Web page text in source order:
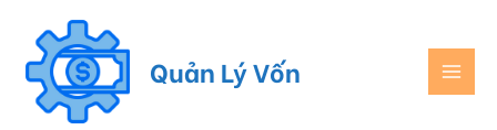
Quản Lý Vốn